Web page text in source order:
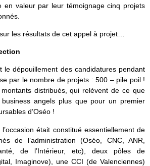
en valeur par leur témoignage cinq projets
les résultats de cet appel à projet…
le dépouillement des candidatures pendant
par le nombre de projets : 500 – pile poil !
distribués, qui relèvent de ce que
business angels plus que pour un premier
d’Oséo !
était constitué essentiellement de
de l’administration (Oséo, CNC, ANR,
de l’Intérieur, etc), deux pôles de
Imaginove), une CCI (de Valenciennes)